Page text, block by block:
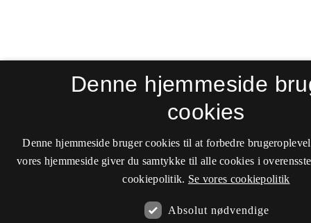
Denne hjemmeside
cookies
Denne hjemmeside bruger cookies til at forbedre
vores hjemmeside giver du samtykke til alle cookies i
cookiepolitik. Se vores cookiepolitik
Absolut nødvendige